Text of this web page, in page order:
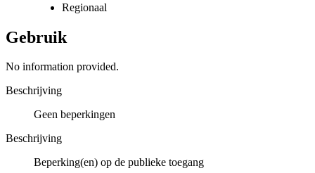
Regionaal
Gebruik
No information provided.
Beschrijving
Geen beperkingen
Beschrijving
Beperking(en) op de publieke toegang